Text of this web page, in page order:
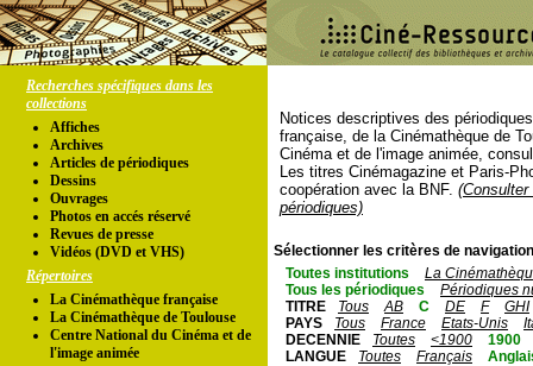
Recherches spécifiques dans les
collections
Affiches
Archives
Articles de périodiques
Dessins
Ouvrages
Photos en accés réservé
Revues de presse
Vidéos (DVD et VHS)
Répertoires
La Cinémathèque française
La Cinémathèque de Toulouse
Centre National du Cinéma et de
l'image animée
Notices descriptives des
française, de la Cinémathèque de
Cinéma et de l'image animée,
Les titres Cinémagazine et Paris-
coopération avec la BNF.
périodiques)
Sélectionner les critères de
Toutes institutions
La
Tous les périodiques
Périodiques
TITRE
Tous AB C DE F
GHI
PAYS
Tous France Etats-Unis
DECENNIE
Toutes <1900
1900
LANGUE
Toutes Français